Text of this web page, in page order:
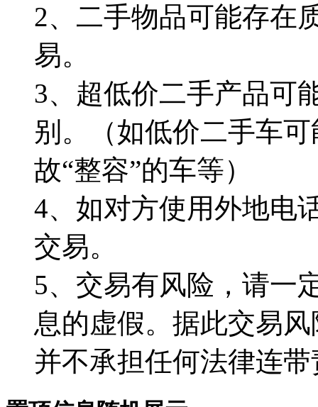
2、二手物品可能存在
易。
3、超低价二手产品可
别。（如低价二手车
故“整容”的车等）
4、如对方使用外地电
交易。
5、交易有风险，请一
息的虚假。据此交易
并不承担任何法律连